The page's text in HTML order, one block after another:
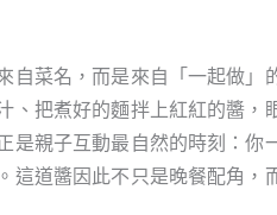
自菜名，而是來自「一起做」
、把煮好的麵拌上紅紅的醬，
是親子互動最自然的時刻：你
這道醬因此不只是晚餐配角，